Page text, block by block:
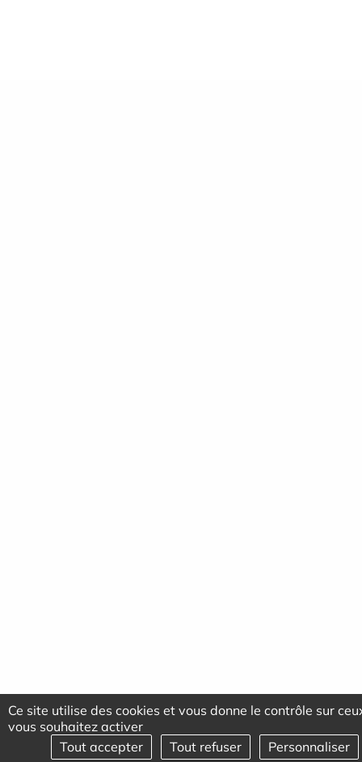
Ce site utilise des cookies et vous donne le contrôle sur
vous souhaitez activer
Tout accepter
Tout refuser Personnaliser